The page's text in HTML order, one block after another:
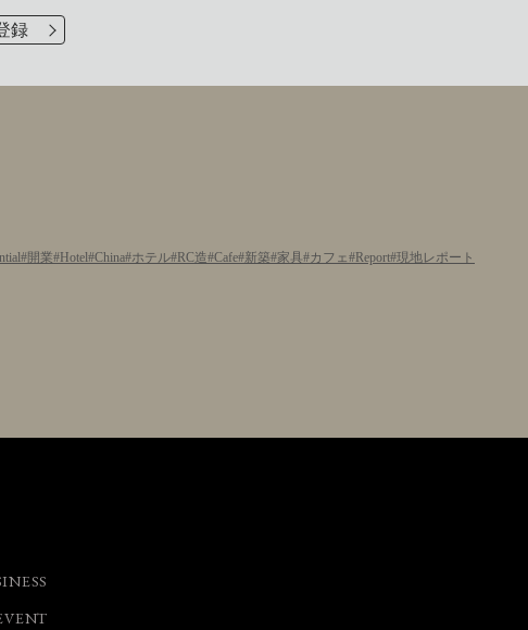
開業 Hotel China ホテル RC造 Cafe 新築 家具 カフェ Report 現地レポート